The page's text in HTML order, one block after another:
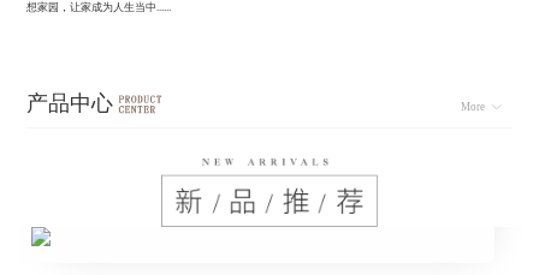
想家园，让家成为人生当中......
产品中心 More